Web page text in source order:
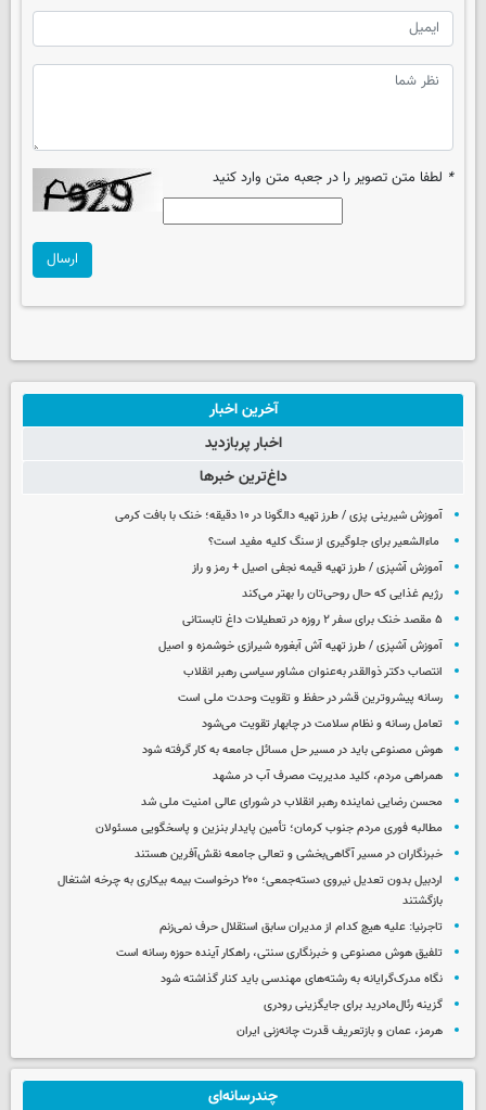
* لطفا متن تصویر را در جعبه متن وارد کنید
ارسال
آخرین اخبار
اخبار پربازدید
داغ‌ترین خبرها
آموزش شیرینی پزی / طرز تهیه دالگونا در ۱۰ دقیقه؛ خنک با بافت کرمی
ماءالشعیر برای جلوگیری از سنگ کلیه مفید است؟
آموزش آشپزی / طرز تهیه قیمه نجفی اصیل + رمز و راز
رژیم غذایی که حال روحی‌تان را بهتر می‌کند
۵ مقصد خنک برای سفر ۲ روزه در تعطیلات داغ تابستانی
آموزش آشپزی / طرز تهیه آش آبغوره شیرازی خوشمزه و اصیل
انتصاب دکتر ذوالقدر به‌عنوان مشاور سیاسی رهبر انقلاب
رسانه پیشروترین قشر در حفظ و تقویت وحدت ملی است
تعامل رسانه و نظام سلامت در چابهار تقویت می‌شود
هوش مصنوعی باید در مسیر حل مسائل جامعه به کار گرفته شود
همراهی مردم، کلید مدیریت مصرف آب در مشهد
محسن رضایی نماینده رهبر انقلاب در شورای عالی امنیت ملی شد
مطالبه فوری مردم جنوب کرمان؛ تأمین پایدار بنزین و پاسخگویی مسئولان
خبرنگاران در مسیر آگاهی‌بخشی و تعالی جامعه نقش‌آفرین هستند
اردبیل بدون تعدیل نیروی دسته‌جمعی؛ ۲۰۰ درخواست بیمه بیکاری به چرخه اشتغال
بازگشتند
تاجرنیا: علیه هیچ کدام از مدیران سابق استقلال حرف نمی‌زنم
تلفیق هوش مصنوعی و خبرنگاری سنتی، راهکار آینده حوزه رسانه است
نگاه مدرک‌گرایانه به رشته‌های مهندسی باید کنار گذاشته شود
گزینه رئال‌مادرید برای جایگزینی رودری
هرمز، عمان و بازتعریف قدرت چانه‌زنی ایران
چندرسانه‌ای